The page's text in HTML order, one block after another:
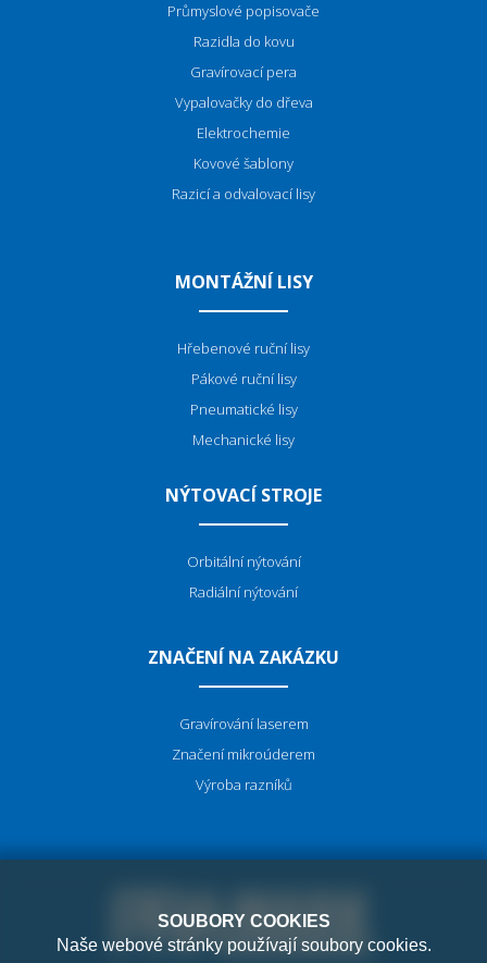
Průmyslové popisovače
Razidla do kovu
Gravírovací pera
Vypalovačky do dřeva
Elektrochemie
Kovové šablony
Razicí a odvalovací lisy
MONTÁŽNÍ LISY
Hřebenové ruční lisy
Pákové ruční lisy
Pneumatické lisy
Mechanické lisy
NÝTOVACÍ STROJE
Orbitální nýtování
Radiální nýtování
ZNAČENÍ NA ZAKÁZKU
Gravírování laserem
Značení mikroúderem
Výroba razníků
SOUBORY COOKIES
Naše webové stránky používají soubory cookies.